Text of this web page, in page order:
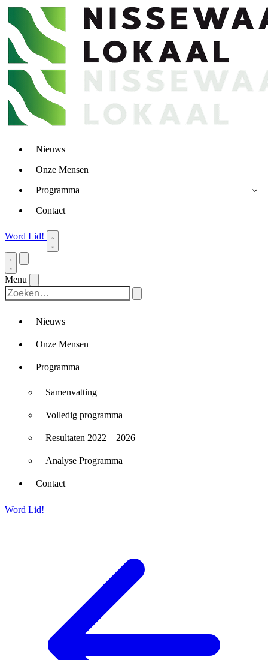
Nieuws
Onze Mensen
Programma
Contact
Word Lid!
Menu
Nieuws
Onze Mensen
Programma
Samenvatting
Volledig programma
Resultaten 2022 – 2026
Analyse Programma
Contact
Word Lid!